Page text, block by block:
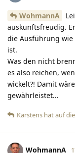
WohmannA
auskunftsfreudig.
die Ausführung wie
ist.
Was den nicht
es also reichen,
wickelt?! Damit
gewährleistet...
Karstens hatauf
WohmannA